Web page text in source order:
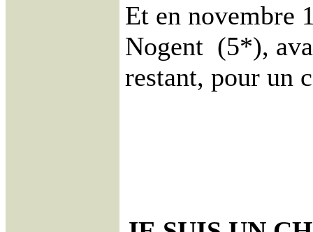
Et en novembre
Nogent (5*),
restant, pour un